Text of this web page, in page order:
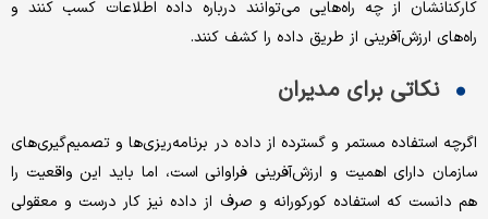
کارکنانشان از چه راه‌‌‌هایی می‌‌‌توانند درباره داده اطلاعات کسب کنند و
راه‌‌‌های ارزش‌‌‌آفرینی از طریق داده را کشف کنند.
نکاتی برای مدیران
اگرچه استفاده مستمر و گسترده از داده در برنامه‌‌‌ریزی‌‌‌ها و تصمیم‌‌‌گیری‌‌‌های
سازمان دارای اهمیت و ارزش‌‌‌آفرینی فراوانی است، اما باید این واقعیت را
هم دانست که استفاده کورکورانه و صرف از داده نیز کار درست و معقولی